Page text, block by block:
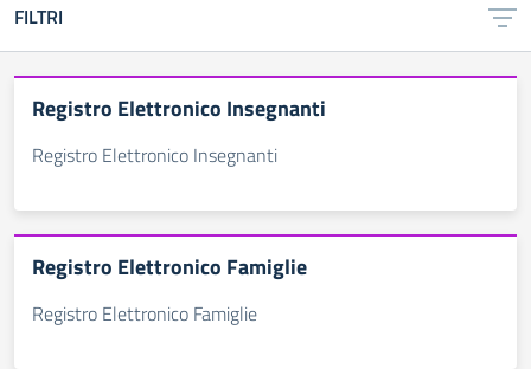
FILTRI
Registro Elettronico Insegnanti
Registro Elettronico Insegnanti
Registro Elettronico Famiglie
Registro Elettronico Famiglie